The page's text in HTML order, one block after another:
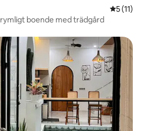
5 av 5 i
5 (11)
boende med trädgård